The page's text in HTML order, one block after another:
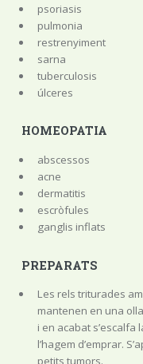
psoriasis
pulmonia
restrenyiment
sarna
tuberculosis
úlceres
HOMEOPATIA
abscessos
acne
dermatitis
escròfules
ganglis inflats
PREPARATS
Les rels triturades
mantenen en una
i en acabat
l’hagem d’emprar.